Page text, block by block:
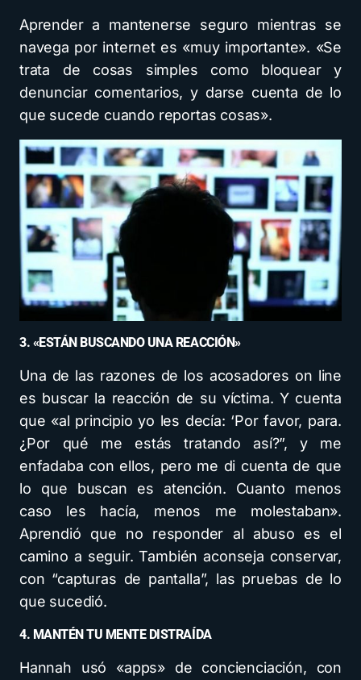
Aprender a mantenerse seguro mientras se
navega por internet es «muy importante». «Se
trata de cosas simples como bloquear y
denunciar comentarios, y darse cuenta de lo
que sucede cuando reportas cosas».
3. «ESTÁN BUSCANDO UNA REACCIÓN»
Una de las razones de los acosadores on line
es buscar la reacción de su víctima. Y cuenta
que «al principio yo les decía: ‘Por favor, para.
¿Por qué me estás tratando así?”, y me
enfadaba con ellos, pero me di cuenta de que
lo que buscan es atención. Cuanto menos
caso les hacía, menos me molestaban».
Aprendió que no responder al abuso es el
camino a seguir. También aconseja conservar,
con “capturas de pantalla”, las pruebas de lo
que sucedió.
4. MANTÉN TU MENTE DISTRAÍDA
Hannah usó «apps» de concienciación, con